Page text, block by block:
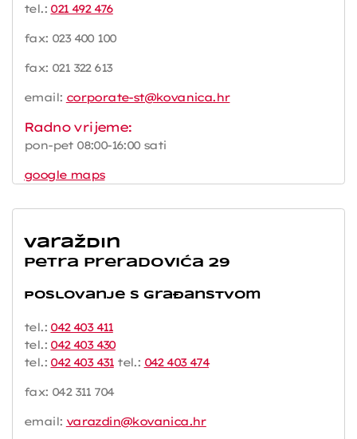
tel.: 021 492 476
fax: 023 400 100
fax: 021 322 613
email: corporate-st@kovanica.hr
Radno vrijeme:
pon-pet 08:00-16:00 sati
google maps
Varaždin
Petra Preradovića 29
Poslovanje s građanstvom
tel.: 042 403 411
tel.: 042 403 430
tel.: 042 403 431tel.: 042 403 474
fax: 042 311 704
email: varazdin@kovanica.hr